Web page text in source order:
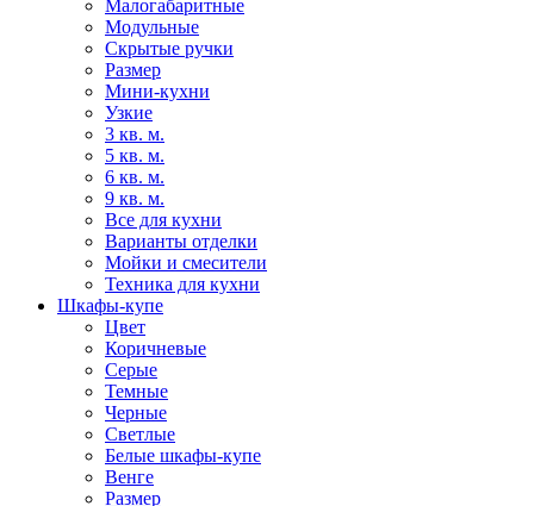
Малогабаритные
Модульные
Скрытые ручки
Размер
Мини-кухни
Узкие
3 кв. м.
5 кв. м.
6 кв. м.
9 кв. м.
Все для кухни
Варианты отделки
Мойки и смесители
Техника для кухни
Шкафы-купе
Цвет
Коричневые
Серые
Темные
Черные
Светлые
Белые шкафы-купе
Венге
Размер